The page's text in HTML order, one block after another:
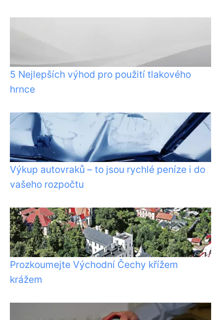
5 Nejlepších výhod pro použití tlakového
hrnce
Výkup autovraků – to jsou rychlé peníze i do
vašeho rozpočtu
Prozkoumejte Východní Čechy křížem
krážem